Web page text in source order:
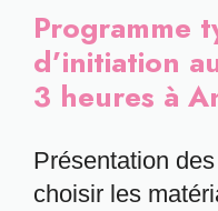
Programme
d’initiation
3 heures à
Présentation
choisir les